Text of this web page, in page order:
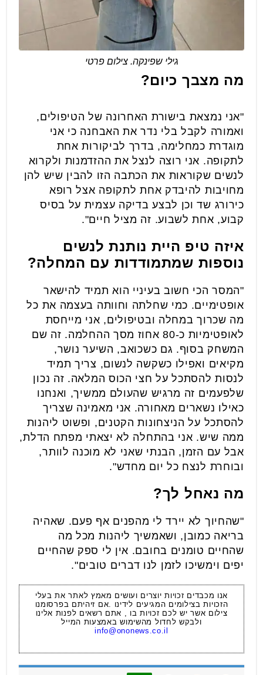
גילי שפינקה. צילום פרטי
מה מצבך כיום?
"אני נמצאת בישורת האחרונה של הטיפולים,
ואמורה לקבל בלי נדר את האבחנה כי אני
מוגדרת כמחלימה, בדרך לביקורות אחת
לתקופה. אני רוצה לנצל את ההזדמנות ולקרוא
לנשים שקוראות את הכתבה הזו להבין שיש להן
מחויבות להיבדק אחת לתקופה אצל רופא
כירורג שד וכן לבצע בדיקה עצמית על בסיס
קבוע, אחת לשבוע. זה מציל חיים".
איזה טיפ היית נותנת לנשים
נוספות שמתמודדות עם המחלה?
"המסר הכי חשוב בעיניי הוא תמיד להישאר
אופטימיים. כמי שחלתה וחוותה בעצמה את כל
מה שכרוך במחלה ובטיפולים, אני מייחסת
לאופטימיות כ-80 אחוז מסך ההחלמה. זה שם
המשחק בסוף. גם כשכואב, השיער נושר,
מקיאים ואפילו כשקשה לנשום, צריך תמיד
לנסות להסתכל על חצי הכוס המלאה. זה נכון
שלפעמים זה מרגיש שהעולם ממשיך, ואנחנו
כאילו נשארים מאחורה. אני מאמינה שצריך
להסתכל על הניצחונות הקטנים, ופשוט ליהנות
ממה שיש. אני בהתחלה לא יצאתי מפתח הדלת,
אבל עם הזמן, הבנתי שאני לא מוכנה לוותר,
ובוחרת לנצח כל יום מחדש".
מה נאחל לך?
"שהחיוך לא יירד לי מהפנים אף פעם. שאהיה
בריאה כמובן, ושאמשיך ליהנות מכל מה
שהחיים טומנים בחובם. אין לי ספק שהחיים
יפים וימשיכו לזמן לנו דברים טובים".
אנו מכבדים זכויות יוצרים ועושים מאמץ לאתר את בעלי
הזכויות בצילומים המגיעים לידינו .אם זיהיתם בפרסומנו
צילום אשר יש לכם זכויות בו , אתם רשאים לפנות אלינו
ולבקש לחדול מהשימוש באמצעות המייל
info@ononews.co.il